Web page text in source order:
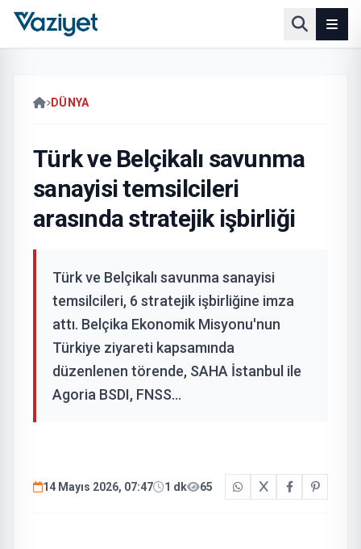
DÜNYA
Türk ve Belçikalı savunma
sanayisi temsilcileri
arasında stratejik işbirliği
Türk ve Belçikalı savunma sanayisi
temsilcileri, 6 stratejik işbirliğine imza
attı. Belçika Ekonomik Misyonu'nun
Türkiye ziyareti kapsamında
düzenlenen törende, SAHA İstanbul ile
Agoria BSDI, FNSS...
14 Mayıs 2026, 07:47 1 dk 65